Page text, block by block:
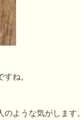
すね。
ような気がします。